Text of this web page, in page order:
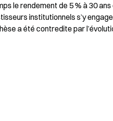
le rendement de 5 % à 30 ans
institutionnels s’y
a été contredite par